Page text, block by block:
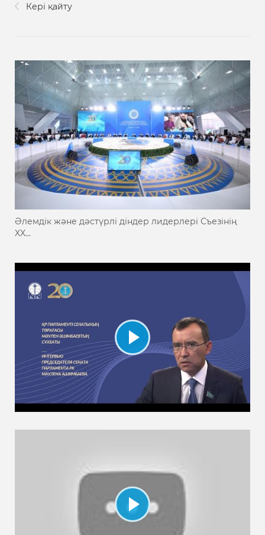
Кері қайту
Әлемдік және дәстүрлі діндер лидерлері Съезінің
XX...